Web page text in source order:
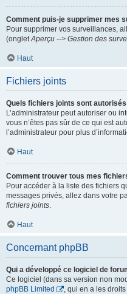
Comment puis-je supprimer mes
Pour supprimer vos surveillances,
(ongletAperçu --> Gestion des
Haut
Fichiers joints
Quels fichiers joints sont
L’administrateur peut autoriser ou
vous n’êtes pas sûr de ce qui est
l’administrateur pour plus
Haut
Comment trouver tous mes
Pour accéder à la liste des fichiers
messages privés, allez dans votre
fichiers joints.
Haut
Concernant phpBB
Qui a développé ce logiciel de
Ce logiciel (dans sa version non
phpBB Limited
, qui en a les